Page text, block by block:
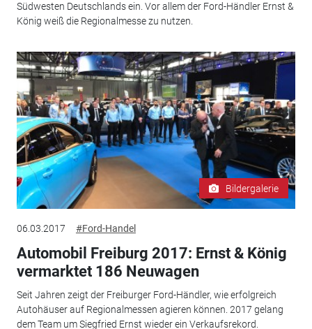
Südwesten Deutschlands ein. Vor allem der Ford-Händler Ernst &
König weiß die Regionalmesse zu nutzen.
Bildergalerie
06.03.2017 #Ford-Handel
Automobil Freiburg 2017: Ernst & König
vermarktet 186 Neuwagen
Seit Jahren zeigt der Freiburger Ford-Händler, wie erfolgreich
Autohäuser auf Regionalmessen agieren können. 2017 gelang
dem Team um Siegfried Ernst wieder ein Verkaufsrekord.